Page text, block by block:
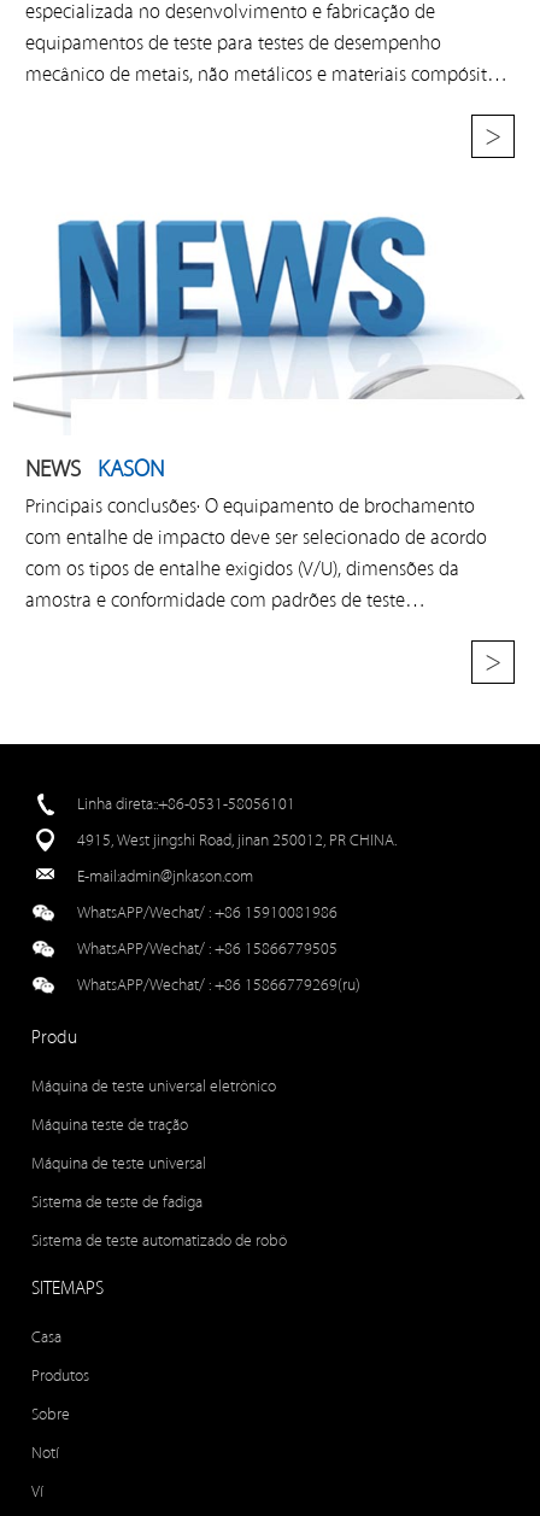
especializada no desenvolvimento e fabricação de
equipamentos de teste para testes de desempenho
mecânico de metais, não metálicos e materiais compósitos.
torção, testadores de dureza, acessórios de máquinas de
teste...
>
NEWS KASON
Principais conclusões· O equipamento de brochamento
com entalhe de impacto deve ser selecionado de acordo
com os tipos de entalhe exigidos (V/U), dimensões da
amostra e conformidade com padrões de teste
totalmente hidráulico estável, design integrado de brocha
de impacto ASTM E23, ISO 148, EN 10045.· A série KASON
CSL abrange modelos de brochamento de estação única e
de esta
>
Linha direta::+86-0531-58056101
4915, West jingshi Road, jinan 250012, PR CHINA.
E-mail:admin@jnkason.com
WhatsAPP/Wechat/ :+86 15910081986
WhatsAPP/Wechat/ :+86 15866779505
WhatsAPP/Wechat/ :+86 15866779269(ru)
Produ
Máquina de teste universal eletrônico
Máquina teste de tração
Máquina de teste universal
Sistema de teste de fadiga
Sistema de teste automatizado de robô
SITEMAPS
Casa
Produtos
Sobre
Notí
Ví